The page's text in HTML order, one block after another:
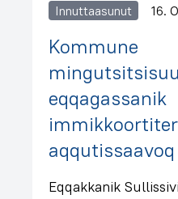
Innuttaasunut 16.
Kommune
eqqagassanik
aqqutissaavoq
Eqqakkanik